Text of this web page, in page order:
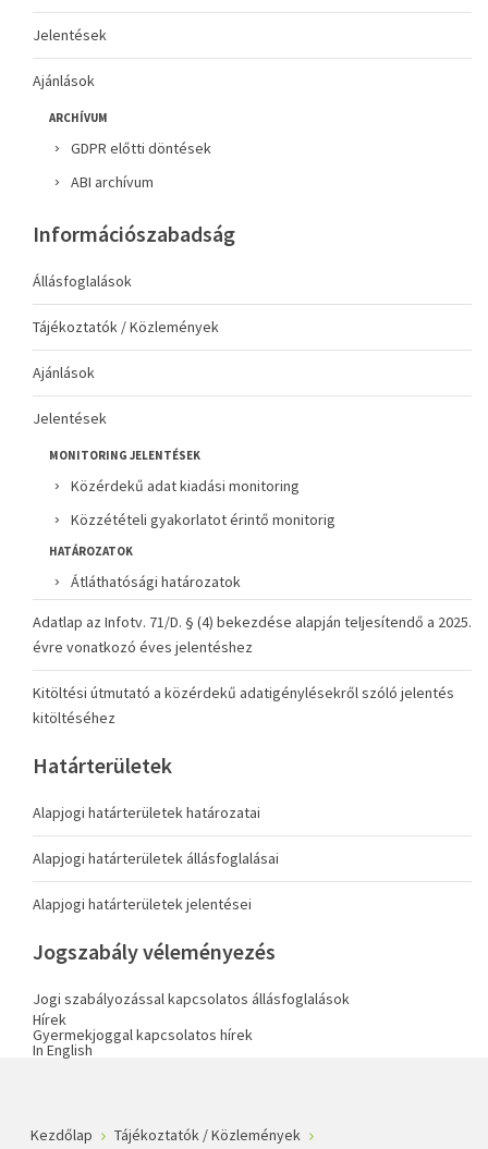
Jelentések
Ajánlások
ARCHÍVUM
GDPR előtti döntések
ABI archívum
Információszabadság
Állásfoglalások
Tájékoztatók / Közlemények
Ajánlások
Jelentések
MONITORING JELENTÉSEK
Közérdekű adat kiadási monitoring
Közzétételi gyakorlatot érintő monitorig
HATÁROZATOK
Átláthatósági határozatok
Adatlap az Infotv. 71/D. § (4) bekezdése alapján teljesítendő a 2025.
évre vonatkozó éves jelentéshez
Kitöltési útmutató a közérdekű adatigénylésekről szóló jelentés
kitöltéséhez
Határterületek
Alapjogi határterületek határozatai
Alapjogi határterületek állásfoglalásai
Alapjogi határterületek jelentései
Jogszabály véleményezés
Jogi szabályozással kapcsolatos állásfoglalások
Hírek
Gyermekjoggal kapcsolatos hírek
In English
Kezdőlap
Tájékoztatók / Közlemények